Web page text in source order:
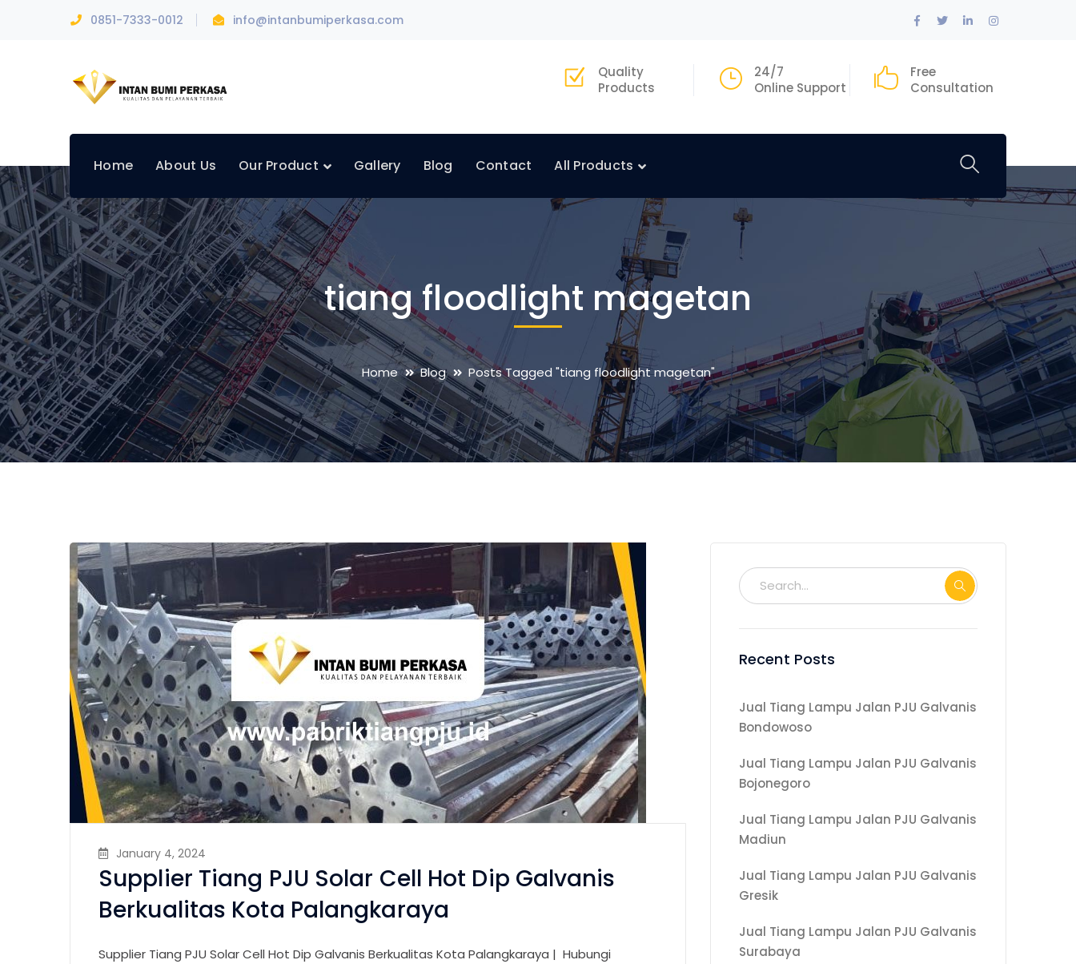
0851-7333-0012 info@intanbumiperkasa.com
Facebook
TwitterLinkedInInstagram
Quality
Products
24/7
Online Support
Free
Consultation
Home About Us Our Product Gallery Blog Contact All Products
tiang floodlight magetan
Home Blog Posts Tagged "tiang floodlight magetan"
January 4, 2024
Supplier Tiang PJU Solar Cell Hot Dip Galvanis
Berkualitas Kota Palangkaraya
Supplier Tiang PJU Solar Cell Hot Dip Galvanis Berkualitas Kota Palangkaraya | Hubungi
Recent Posts
Jual Tiang Lampu Jalan PJU Galvanis
Bondowoso
Jual Tiang Lampu Jalan PJU Galvanis
Bojonegoro
Jual Tiang Lampu Jalan PJU Galvanis
Madiun
Jual Tiang Lampu Jalan PJU Galvanis
Gresik
Jual Tiang Lampu Jalan PJU Galvanis
Surabaya